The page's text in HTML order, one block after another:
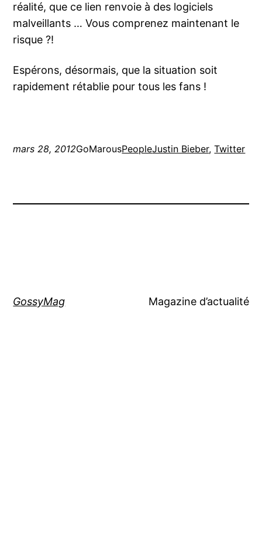
réalité, que ce lien renvoie à des logiciels
malveillants … Vous comprenez maintenant le
risque ?!
Espérons, désormais, que la situation soit
rapidement rétablie pour tous les fans !
mars 28, 2012GoMarousPeopleJustin Bieber, Twitter
GossyMag Magazine d’actualité